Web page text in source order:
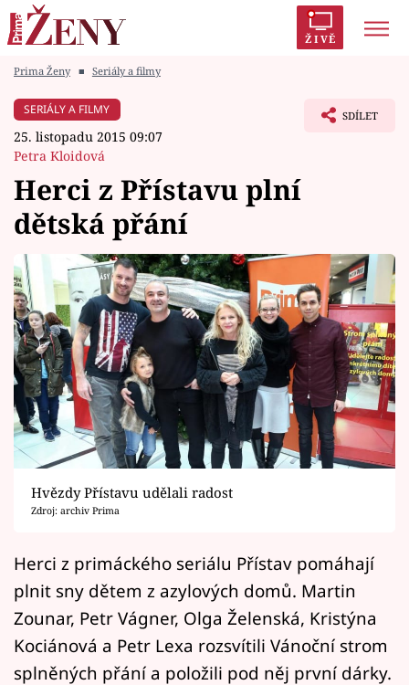
ŽIVĚ
Módní alarm
Témata
Celebrity
Vztahy
Seriály
Horoskopy
Sledujte prima+
Filmový festival Karlovy Vary
Mámy sobě
Přihlášení
Prima Ženy ■ Seriály a filmy
SERIÁLY A FILMY
25. listopadu 2015 09:07
Petra Kloidová
SDÍLET
Herci z Přístavu plní
dětská přání
Hvězdy Přístavu udělali radost
Zdroj: archiv Prima
Herci z primáckého seriálu Přístav pomáhají
plnit sny dětem z azylových domů. Martin
Zounar, Petr Vágner, Olga Želenská, Kristýna
Kociánová a Petr Lexa rozsvítili Vánoční strom
splněných přání a položili pod něj první dárky.